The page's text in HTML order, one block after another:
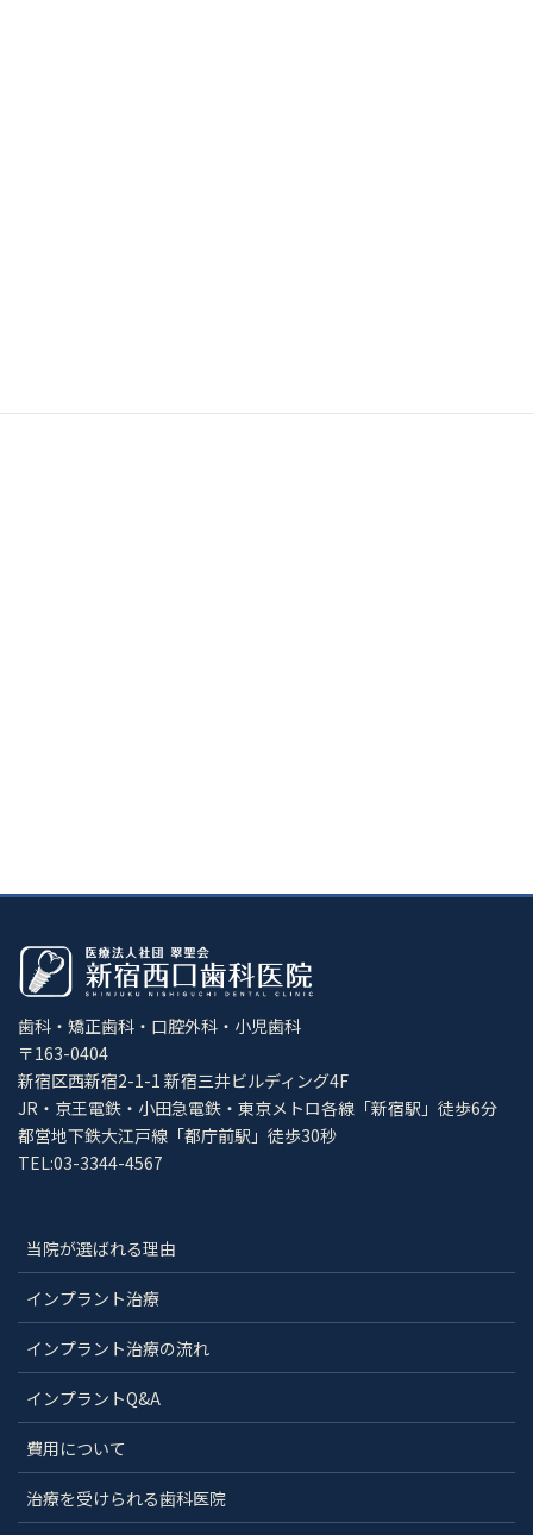
歯科・矯正歯科・口腔外科・小児歯科
〒163-0404
新宿区西新宿2-1-1 新宿三井ビルディング4F
JR・京王電鉄・小田急電鉄・東京メトロ各線「新宿駅」徒歩6分
都営地下鉄大江戸線「都庁前駅」徒歩30秒
TEL:03-3344-4567
当院が選ばれる理由
インプラント治療
インプラント治療の流れ
インプラントQ&A
費用について
治療を受けられる歯科医院